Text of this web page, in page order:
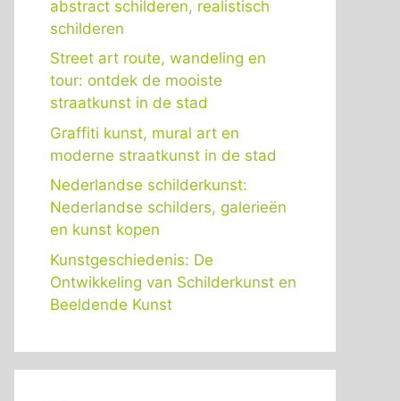
abstract schilderen, realistisch
schilderen
Street art route, wandeling en
tour: ontdek de mooiste
straatkunst in de stad
Graffiti kunst, mural art en
moderne straatkunst in de stad
Nederlandse schilderkunst:
Nederlandse schilders, galerieën
en kunst kopen
Kunstgeschiedenis: De
Ontwikkeling van Schilderkunst en
Beeldende Kunst